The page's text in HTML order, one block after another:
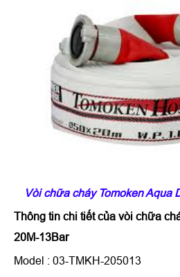
Vòi chữa cháy Tomoken Aqua
Thông tin chi tiết của vòi chữa
20M-13Bar
Model : 03-TMKH-205013